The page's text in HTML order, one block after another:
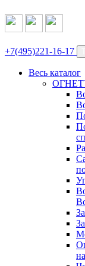
+7(495)221-16-17
Весь каталог